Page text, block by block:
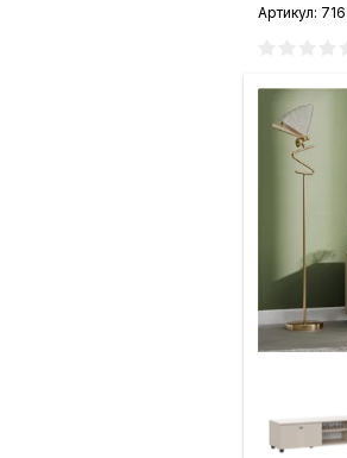
Артикул: